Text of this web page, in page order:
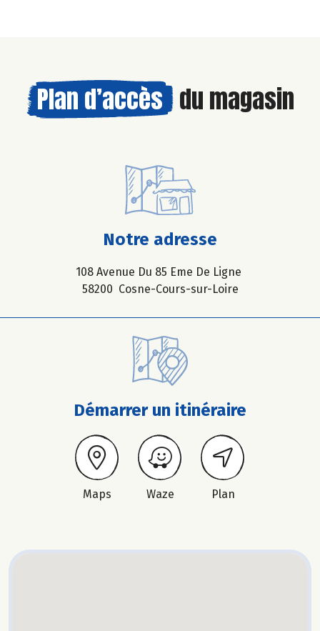
Plan d’accès du magasin
Notre adresse
108 Avenue Du 85 Eme De Ligne
58200 Cosne-Cours-sur-Loire
Démarrer un itinéraire
Maps Waze Plan